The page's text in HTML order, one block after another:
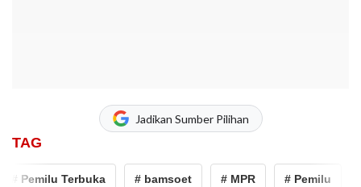
Jadikan Sumber Pilihan
TAG
Pemilu Terbuka # bamsoet # MPR # Pemilu